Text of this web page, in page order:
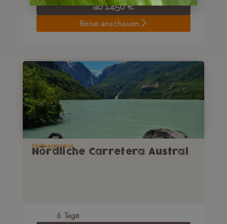
ab1.450€
Reise anschauen
Mietwagenreise
Nördliche Carretera Austral
6 Tage